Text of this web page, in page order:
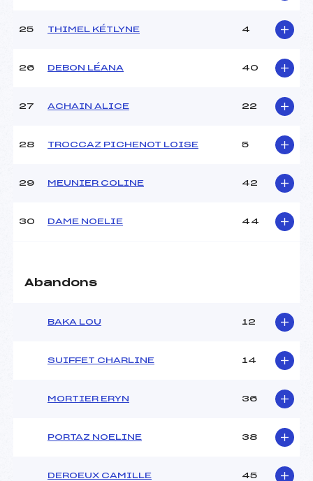
25 THIMEL KÉTLYNE 4
26 DEBON LÉANA 40
27 ACHAIN ALICE 22
28 TROCCAZ PICHENOT LOISE 5
29 MEUNIER COLINE 42
30 DAME NOELIE 44
Abandons
BAKA LOU 12
SUIFFET CHARLINE 14
MORTIER ERYN 36
PORTAZ NOELINE 38
DEROEUX CAMILLE 45